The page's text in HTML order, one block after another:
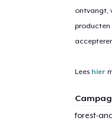
ontvangt,
producten
Lees hier
forest-